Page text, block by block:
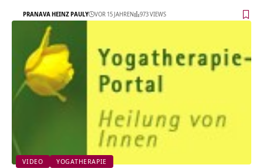
PRANAVA HEINZ PAULY VOR 15 JAHREN 973 VIEWS
VIDEO YOGATHERAPIE